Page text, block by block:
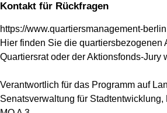
Kontakt für Rückfragen
https://www.quartiersmanagement-
Hier finden Sie die quartiersbezogenen
Quartiersrat oder der Aktionsfonds-Jury
Verantwortlich für das Programm auf
Senatsverwaltung für Stadtentwicklung,